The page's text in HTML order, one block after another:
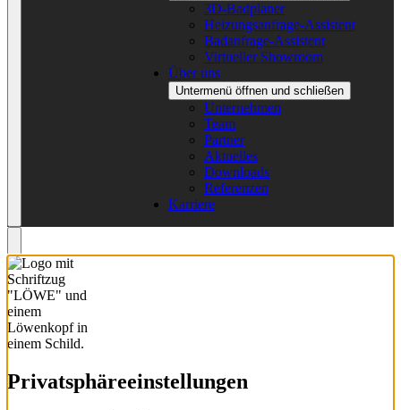
3D-Badplaner
Heizungsanfrage-Assistent
Badanfrage-Assistent
Virtueller Showroom
Über uns
Untermenü öffnen und schließen
Unternehmen
Team
Partner
Aktuelles
Downloads
Referenzen
Karriere
Privatsphäre­einstellungen